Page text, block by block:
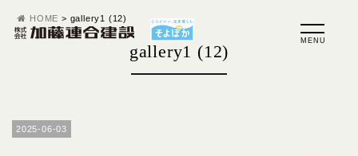
HOME > gallery1 (12)
gallery1 (12)
2025-06-03